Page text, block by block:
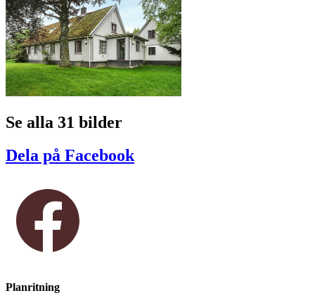
Se alla 31 bilder
Dela på Facebook
Planritning